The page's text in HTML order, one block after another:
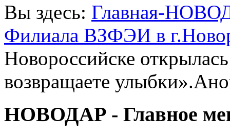
Вы здесь: Главная-
Филиала ВЗФЭИ в
Новороссийске
возвращаете
НОВОДАР - Главное